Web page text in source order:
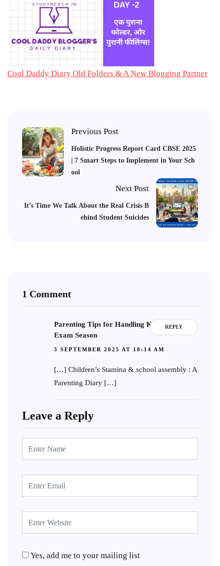
Cool Daddy Diary Old Folders & A New Blogging Partner
Previous Post
Holistic Progress Report Card CBSE 2025
| 7 Smart Steps to Implement in Your Sch
ool
Next Post
It’s Time We Talk About the Real Crisis B
ehind Student Suicides
1 Comment
REPLY
Parenting Tips for Handling Kids During
Exam Season
3 SEPTEMBER 2025 AT 10:14 AM
[…] Children’s Stamina & school assembly : A
Parenting Diary […]
Leave a Reply
Yes, add me to your mailing list